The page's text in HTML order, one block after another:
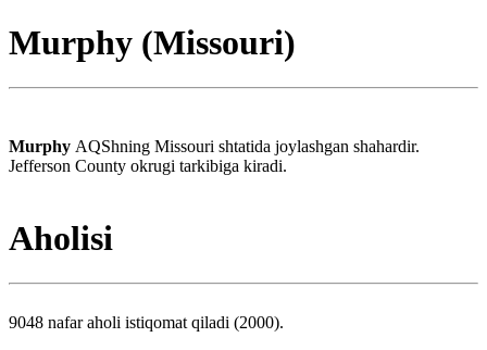
Murphy (Missouri)
Murphy AQShning Missouri shtatida joylashgan shahardir.
Jefferson County okrugi tarkibiga kiradi.
Aholisi
9048 nafar aholi istiqomat qiladi (2000).